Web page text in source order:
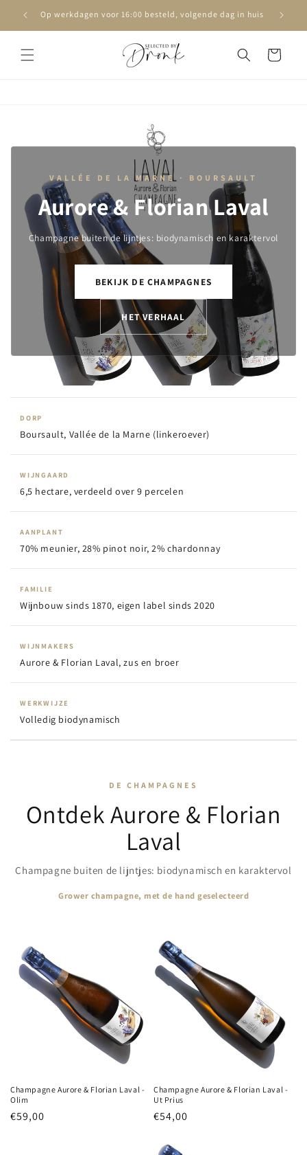
naar deOp werkdagen voor 16:00 besteld, volgende dag in huis
Winkelwagen
VALLÉE DE LA MARNE · BOURSAULT
Aurore & Florian Laval
Champagne buiten de lijntjes: biodynamisch en karaktervol
BEKIJK DE CHAMPAGNES
HET VERHAAL
DORP
Boursault, Vallée de la Marne (linkeroever)
WIJNGAARD
6,5 hectare, verdeeld over 9 percelen
AANPLANT
70% meunier, 28% pinot noir, 2% chardonnay
FAMILIE
Wijnbouw sinds 1870, eigen label sinds 2020
WIJNMAKERS
Aurore & Florian Laval, zus en broer
WERKWIJZE
Volledig biodynamisch
DE CHAMPAGNES
Ontdek Aurore & Florian
Laval
Champagne buiten de lijntjes: biodynamisch en karaktervol
Grower champagne, met de hand geselecteerd
Champagne Aurore & Florian Laval -
Olim
Normale
€59,00
Champagne Aurore & Florian Laval -
Ut Prius
Normale
€54,00